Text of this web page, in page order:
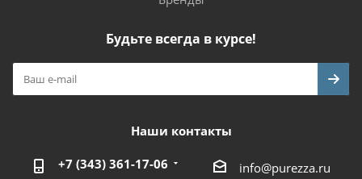
Будьте всегда в курсе!
Наши контакты
+7 (343) 361-17-06 info@purezza.ru